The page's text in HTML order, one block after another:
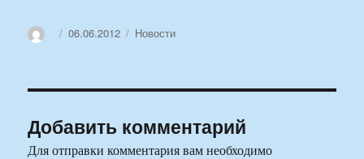
АвторОпубликовано
06.06.2012 Рубрики
Новости
Добавить комментарий
Для отправки комментария вам необходимо